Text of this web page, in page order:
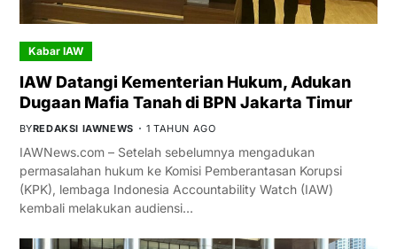
Kabar IAW
IAW Datangi Kementerian Hukum, Adukan
Dugaan Mafia Tanah di BPN Jakarta Timur
BYREDAKSI IAWNEWS 1 TAHUN AGO
IAWNews.com – Setelah sebelumnya mengadukan
permasalahan hukum ke Komisi Pemberantasan Korupsi
(KPK), lembaga Indonesia Accountability Watch (IAW)
kembali melakukan audiensi…